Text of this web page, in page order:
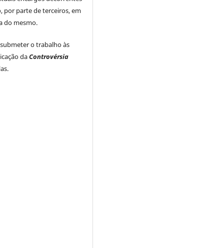
por parte de terceiros, em
do mesmo.
o trabalho às
daControvérsia